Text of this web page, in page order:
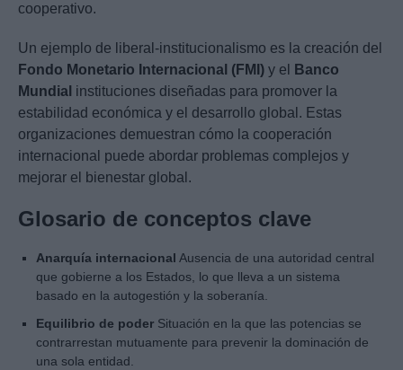
cooperativo.
Un ejemplo de liberal-institucionalismo es la creación del
Fondo Monetario Internacional (FMI) y el
Banco
Mundial instituciones diseñadas para promover la
estabilidad económica y el desarrollo global. Estas
organizaciones demuestran cómo la cooperación
internacional puede abordar problemas complejos y
mejorar el bienestar global.
Glosario de conceptos clave
Anarquía internacional Ausencia de una autoridad central
que gobierne a los Estados, lo que lleva a un sistema
basado en la autogestión y la soberanía.
Equilibrio de poder Situación en la que las potencias se
contrarrestan mutuamente para prevenir la dominación de
una sola entidad.